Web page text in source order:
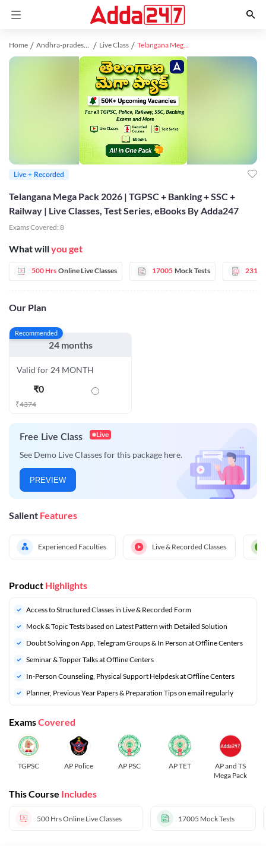
Home Andhra-pradesh study material Live Class Telangana Mega Pack 2026 | TGPSC + Banking + SSC + Railway | Live Classes, Test Series, eBooks By Adda247
Telangana Mega Pack 2026 | TGPSC + Banking + SSC +
Railway | Live Classes, Test Series, eBooks By Adda247
Exams Covered: 8
What willyou get
500 Hrs Online Live Classes 17005 Mock Tests 2310
Our Plan
Recommended
24 months
Valid for 24 MONTH
₹0
₹4374
Free Live Class Live
See Demo Live Classes for this package here.
PREVIEW
Salient Features
Experienced Faculties Live & Recorded Classes
Live + Recorded
Product Highlights
Access to Structured Classes in Live & Recorded Form
Mock & Topic Tests based on Latest Pattern with Detailed Solution
Doubt Solving on App, Telegram Groups & In Person at Offline Centers
Seminar & Topper Talks at Offline Centers
In-Person Counseling, Physical Support Helpdesk at Offline Centers
⁠Planner, Previous Year Papers & Preparation Tips on email regularly
ExamsCovered
TGPSC AP Police AP PSC AP TET
AP and TS
Mega Pack
This Course Includes
500 HrsOnline Live Classes 17005 Mock Tests